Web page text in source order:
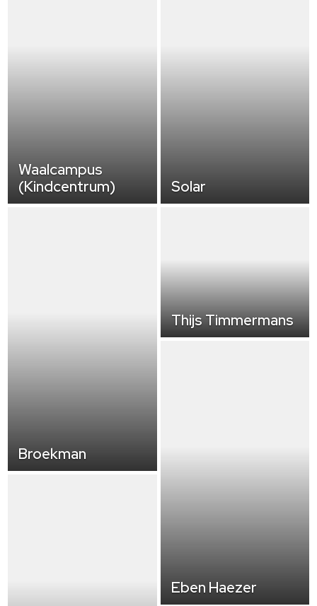
Waalcampus
(Kindcentrum)
Solar
Broekman
Thijs Timmermans
Eben Haezer